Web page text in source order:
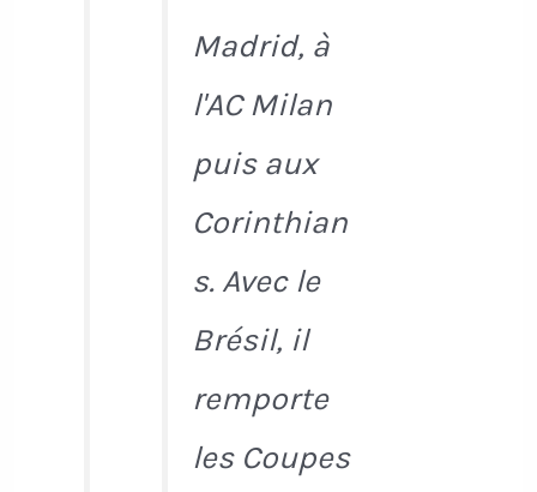
Madrid, à
l'AC Milan
puis aux
Corinthian
s. Avec le
Brésil, il
remporte
les Coupes